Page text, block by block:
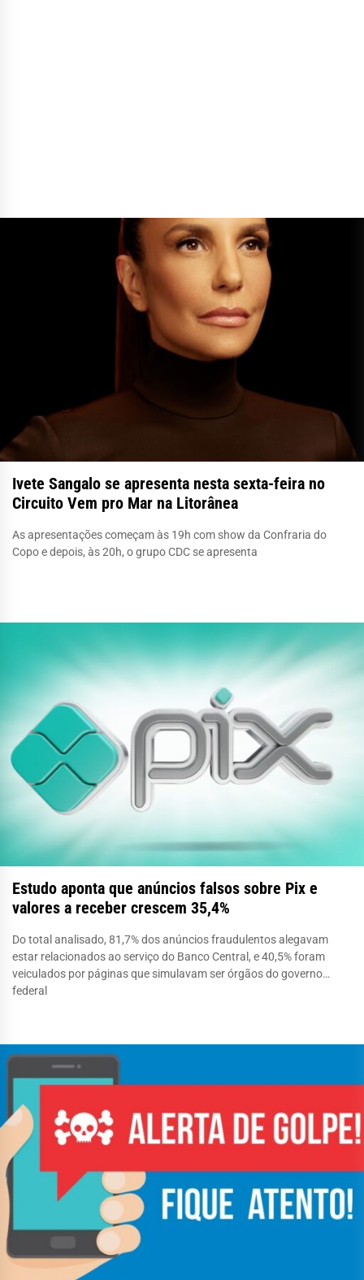
Ivete Sangalo se apresenta nesta sexta-feira no
Circuito Vem pro Mar na Litorânea
As apresentações começam às 19h com show da Confraria do
Copo e depois, às 20h, o grupo CDC se apresenta
Estudo aponta que anúncios falsos sobre Pix e
valores a receber crescem 35,4%
Do total analisado, 81,7% dos anúncios fraudulentos alegavam
estar relacionados ao serviço do Banco Central, e 40,5% foram
veiculados por páginas que simulavam ser órgãos do governo
federal